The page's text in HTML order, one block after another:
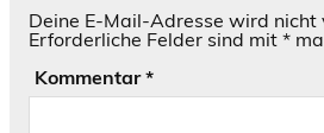
Deine E-Mail-Adresse wird nicht
Erforderliche Felder sind mit *
Kommentar*